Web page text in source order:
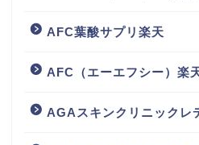
AFC葉酸サプリ楽天
AFC（エーエフシー）楽
AGAスキンクリニックレ